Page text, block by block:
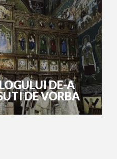
DE-A
DE VORBA